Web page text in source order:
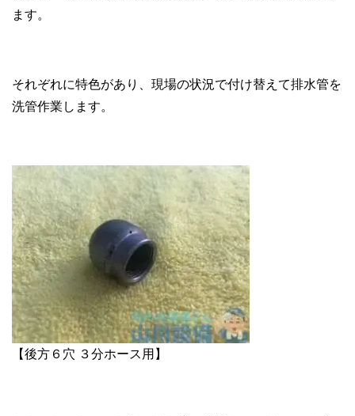
ます。
それぞれに特色があり、現場の状況で付け替えて排水管を
洗管作業します。
【後方６穴 ３分ホース用】